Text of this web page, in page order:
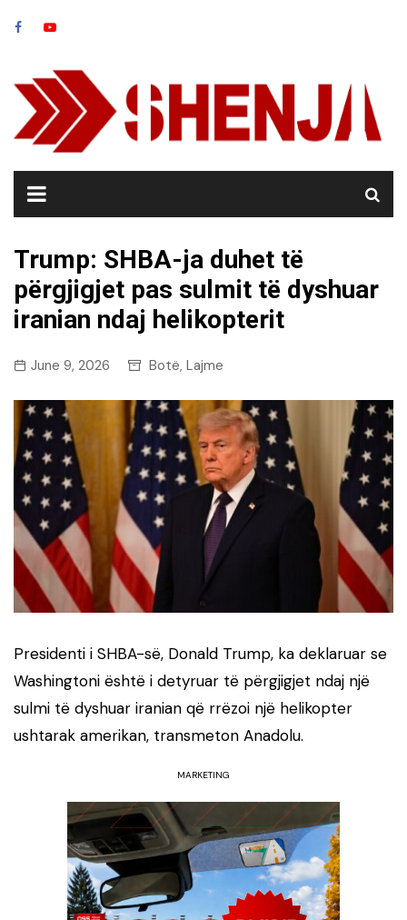
Trump: SHBA-ja duhet të
përgjigjet pas sulmit të dyshuar
iranian ndaj helikopterit
June 9, 2026 Botë, Lajme
Presidenti i SHBA-së, Donald Trump, ka deklaruar se
Washingtoni është i detyruar të përgjigjet ndaj një
sulmi të dyshuar iranian që rrëzoi një helikopter
ushtarak amerikan, transmeton Anadolu.
MARKETING